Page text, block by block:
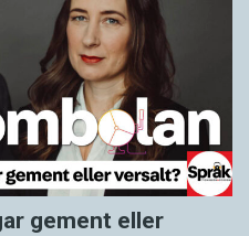
gement eller